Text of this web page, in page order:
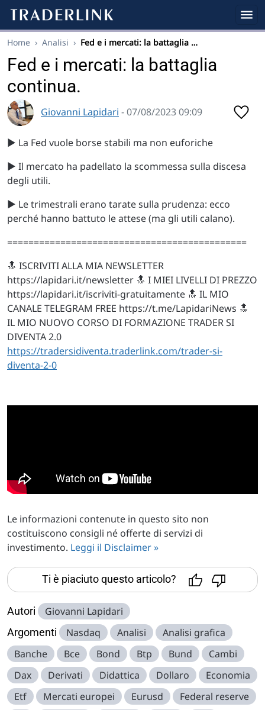
Home › Analisi › Fed e i mercati: la battaglia …
Fed e i mercati: la battaglia
continua.
Giovanni Lapidari - 07/08/2023 09:09
▶️ La Fed vuole borse stabili ma non euforiche
▶️ Il mercato ha padellato la scommessa sulla discesa
degli utili.
▶️ Le trimestrali erano tarate sulla prudenza: ecco
perché hanno battuto le attese (ma gli utili calano).
=============================================
🔝 ISCRIVITI ALLA MIA NEWSLETTER
https://lapidari.it/newsletter 🔝 I MIEI LIVELLI DI PREZZO
https://lapidari.it/iscriviti-gratuitamente 🔝 IL MIO
CANALE TELEGRAM FREE https://t.me/LapidariNews 🔝
IL MIO NUOVO CORSO DI FORMAZIONE TRADER SI
DIVENTA 2.0
https://tradersidiventa.traderlink.com/trader-si-
diventa-2-0
Le informazioni contenute in questo sito non
costituiscono consigli né offerte di servizi di
investimento. Leggi il Disclaimer »
Ti è piaciuto questo articolo?
Autori Giovanni Lapidari
Argomenti Nasdaq Analisi
Analisi grafica
Banche
Bce Bond Btp Bund
Cambi
Dax
Derivati Didattica Dollaro
Economia
Etf
Mercati europei Eurusd
Federal reserve